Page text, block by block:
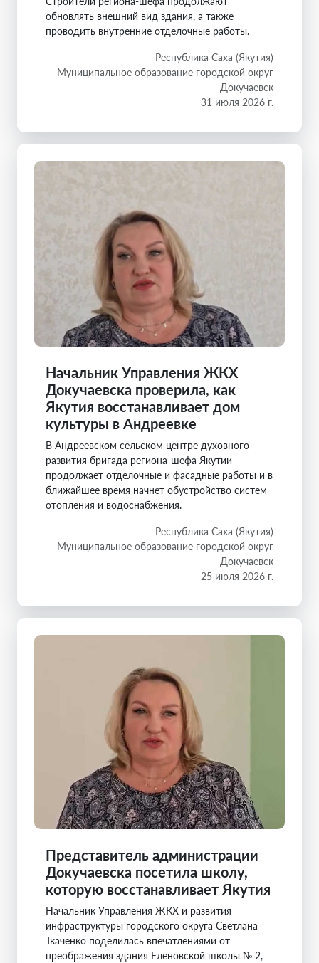
обновлять внешний вид здания, а также
проводить внутренние отделочные работы.
Республика Саха (Якутия)
Муниципальное образование городской округ
Докучаевск
31 июля 2026 г.
Начальник Управления ЖКХ
Докучаевска проверила, как
Якутия восстанавливает дом
культуры в Андреевке
В Андреевском сельском центре духовного
развития бригада региона-шефа Якутии
продолжает отделочные и фасадные работы и в
ближайшее время начнет обустройство систем
отопления и водоснабжения.
Республика Саха (Якутия)
Муниципальное образование городской округ
Докучаевск
25 июля 2026 г.
Представитель администрации
Докучаевска посетила школу,
которую восстанавливает Якутия
Начальник Управления ЖКХ и развития
инфраструктуры городского округа Светлана
Ткаченко поделилась впечатлениями от
преображения здания Еленовской школы № 2,